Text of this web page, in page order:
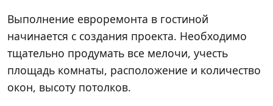
Выполнение евроремонта в гостиной
начинается с создания проекта. Необходимо
тщательно продумать все мелочи, учесть
площадь комнаты, расположение и количество
окон, высоту потолков.